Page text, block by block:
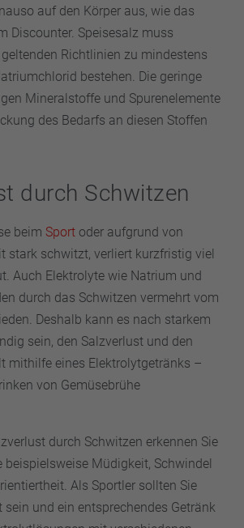
auf den Körper aus, wie das
Discounter. Speisesalz muss
Richtlinien zu mindestens
bestehen. Die geringe
Mineralstoffe und Spurenelemente
des Bedarfs an diesen Stoffen
durch Schwitzen
beim Sport oder aufgrund von
stark schwitzt, verliert kurzfristig viel
Auch Elektrolyte wie Natrium und
durch das Schwitzen vermehrt vom
Deshalb kann es nach starkem
sein, den Salzverlust und den
mithilfe eines Elektrolytgetränks –
von Gemüsebrühe
durch Schwitzen erkennen Sie
beispielsweise Müdigkeit, Schwindel
Als Sportler sollten Sie
sein und ein entsprechendes Getränk